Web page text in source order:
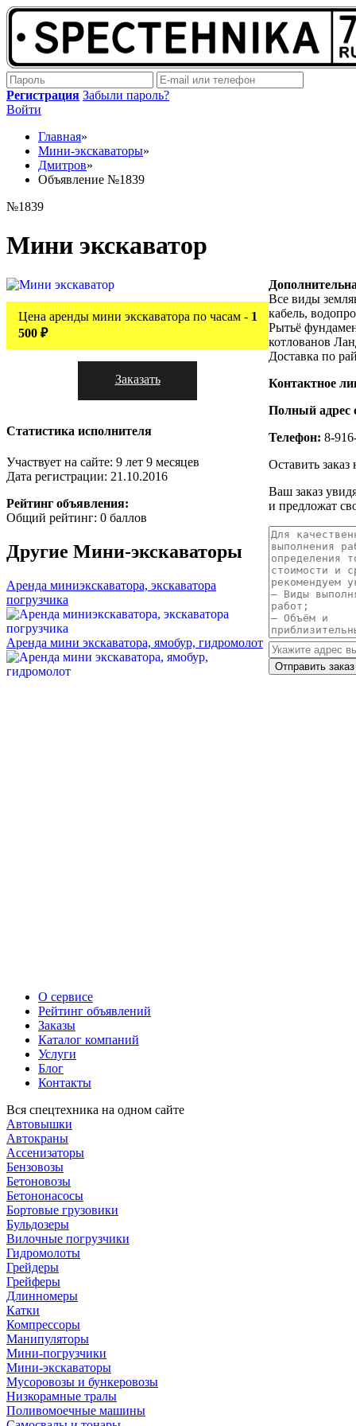
Регистрация Забыли пароль?
Войти
Главная»
Мини-экскаваторы»
Дмитров»
Объявление №1839
№1839
Мини экскаватор
Цена аренды мини экскаватора по часам - 1
500 ₽
Заказать
Статистика исполнителя
Участвует на сайте: 9 лет 9 месяцев
Дата регистрации: 21.10.2016
Рейтинг объявления:
Общий рейтинг: 0 баллов
Другие Мини-экскаваторы
Аренда миниэкскаватора, экскаватора
погрузчика
Аренда мини экскаватора, ямобур, гидромолот
Все виды
кабель,
Рытьё
котлованов
Доставка по
Контактное
Полный адрес
Телефон: 8-
Оставить
Ваш заказ
и предложат
О сервисе
Рейтинг объявлений
Заказы
Каталог компаний
Услуги
Блог
Контакты
Вся спецтехника на одном сайте
Автовышки
Автокраны
Ассенизаторы
Бензовозы
Бетоновозы
Бетононасосы
Бортовые грузовики
Бульдозеры
Вилочные погрузчики
Гидромолоты
Грейдеры
Грейферы
Длинномеры
Катки
Компрессоры
Манипуляторы
Мини-погрузчики
Мини-экскаваторы
Мусоровозы и бункеровозы
Низкорамные тралы
Поливомоечные машины